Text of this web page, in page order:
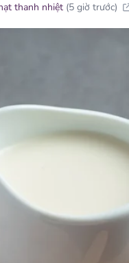
thanh nhiệt (5 giờ trước)